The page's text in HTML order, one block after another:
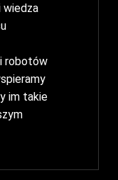
wiedza
robotów
im takie